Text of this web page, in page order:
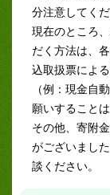
分注意してくだ
現在のところ
だく方法は、
込取扱票によ
（例：現金自
願いすること
その他、寄附
がございまし
談ください。